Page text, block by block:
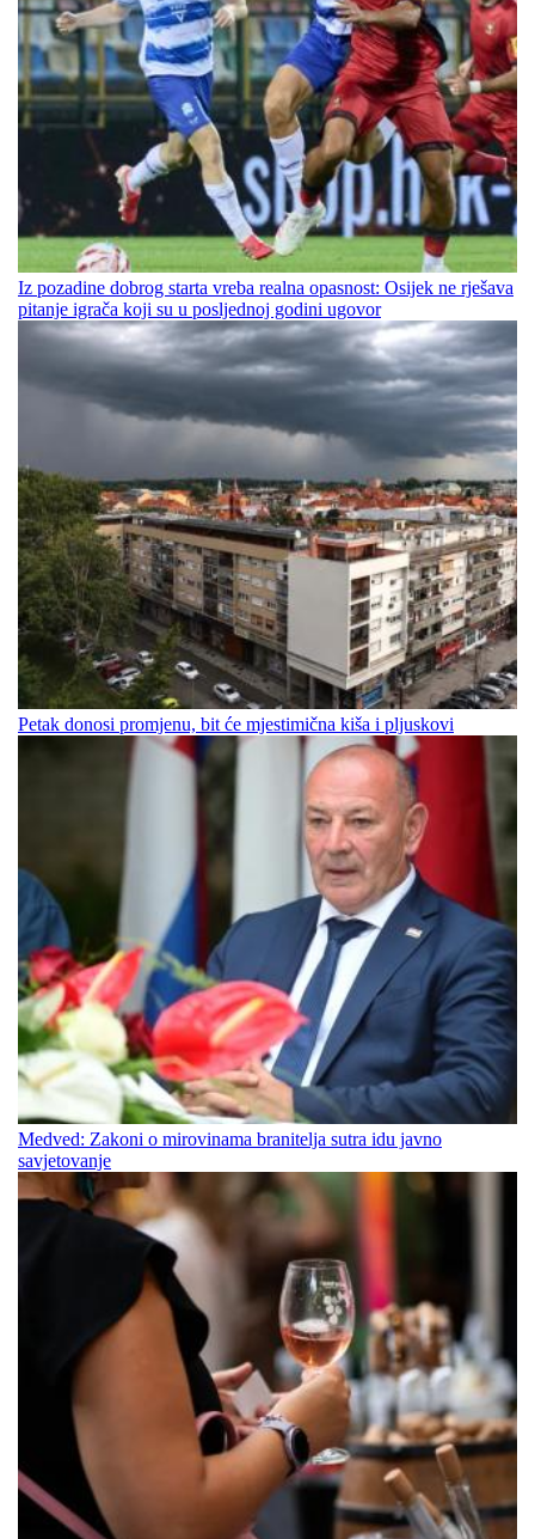
Iz pozadine dobrog starta vreba realna opasnost: Osijek ne rješava
pitanje igrača koji su u posljednoj godini ugovor
Petak donosi promjenu, bit će mjestimična kiša i pljuskovi
Medved: Zakoni o mirovinama branitelja sutra idu javno
savjetovanje